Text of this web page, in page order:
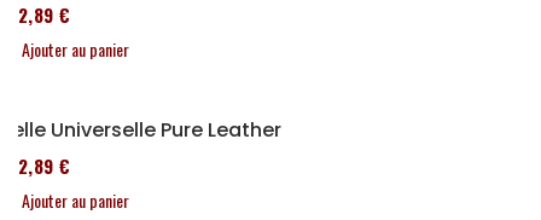
152,89 €
Ajouter au panier
Selle Universelle Pure Leather
152,89 €
Ajouter au panier